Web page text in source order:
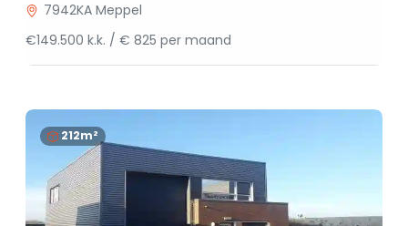
7942KA Meppel
€149.500 k.k. / € 825 per maand
212m²